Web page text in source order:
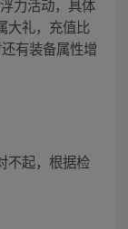
力活动，具体
大礼，充值比
有装备属性增
不起，根据检